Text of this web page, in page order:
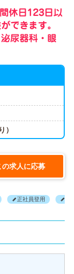
休日123日以
できます。
尿器科・眼
）
の求人に応募
正社員登用